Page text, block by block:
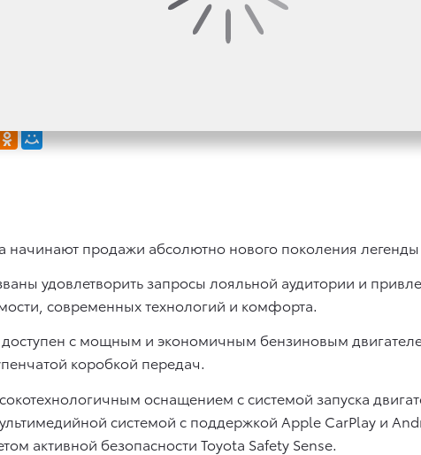
ТОЙОТА
продажи абсолютно нового поколения
удовлетворить запросы лояльной аудитории и
современных технологий и комфорта.
с мощным и экономичным бензиновым
коробкой передач.
оснащением c системой запуска
системой с поддержкой Apple CarPlay и
активной безопасности Toyota Safety Sense.